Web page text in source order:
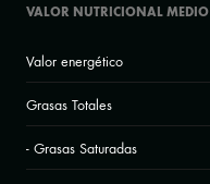
VALOR NUTRICIONAL MEDIO
Valor energético
Grasas Totales
- Grasas Saturadas